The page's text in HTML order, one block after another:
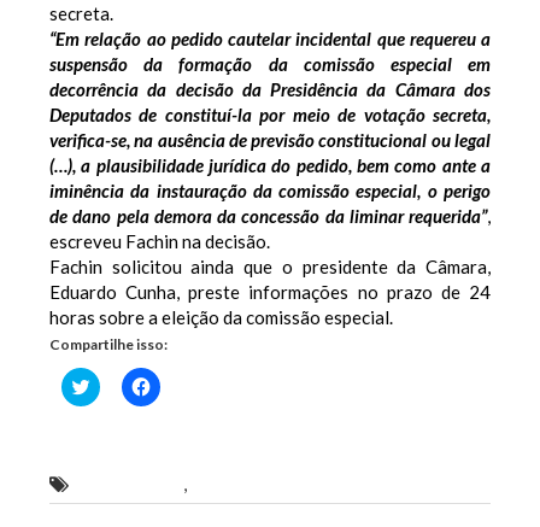
secreta.
“Em relação ao pedido cautelar incidental que requereu a
suspensão da formação da comissão especial em
decorrência da decisão da Presidência da Câmara dos
Deputados de constituí-la por meio de votação secreta,
verifica-se, na ausência de previsão constitucional ou legal
(…), a plausibilidade jurídica do pedido, bem como ante a
iminência da instauração da comissão especial, o perigo
de dano pela demora da concessão da liminar requerida”,
escreveu Fachin na decisão.
Fachin solicitou ainda que o presidente da Câmara,
Eduardo Cunha, preste informações no prazo de 24
horas sobre a eleição da comissão especial.
Compartilhe isso:
Clique
para
Clique
para
janela)